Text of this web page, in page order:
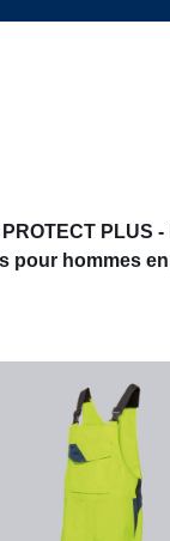
PLUS
pour hommes